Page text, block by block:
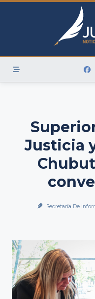
Skip
Justicia
Secretaría De